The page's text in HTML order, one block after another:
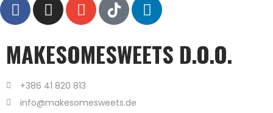
MAKESOMESWEETS D.O.O.
+386 41 820 813
info@makesomesweets.de